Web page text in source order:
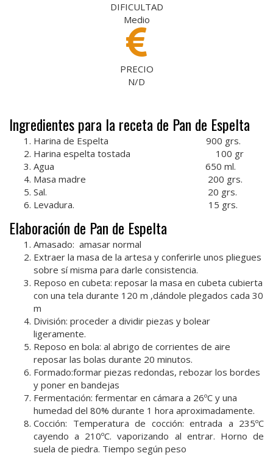
DIFICULTAD
Medio
PRECIO
N/D
Ingredientes para la receta de Pan de Espelta
Harina de Espelta 900 grs.
Harina espelta tostada 100 gr
Agua 650 ml.
Masa madre 200 grs.
Sal. 20 grs.
Levadura. 15 grs.
Elaboración de Pan de Espelta
Amasado: amasar normal
Extraer la masa de la artesa y conferirle unos pliegues
sobre sí misma para darle consistencia.
Reposo en cubeta: reposar la masa en cubeta cubierta
con una tela durante 120 m ,dándole plegados cada 30
m
División: proceder a dividir piezas y bolear
ligeramente.
Reposo en bola: al abrigo de corrientes de aire
reposar las bolas durante 20 minutos.
Formado:formar piezas redondas, rebozar los bordes
y poner en bandejas
Fermentación: fermentar en cámara a 26ºC y una
humedad del 80% durante 1 hora aproximadamente.
Cocción: Temperatura de cocción: entrada a 235ºC
cayendo a 210ºC. vaporizando al entrar. Horno de
suela de piedra. Tiempo según peso